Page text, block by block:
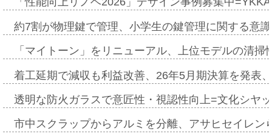
約7割が物理鍵で管理、小学生の鍵管理に関する意
「マイトーン」をリニューアル、上位モデルの清
着工延期で減収も利益改善、26年5月期決算を発表
透明な防火ガラスで意匠性・視認性向上=文化シヤ
市中スクラップからアルミを分離、アサヒセイレ